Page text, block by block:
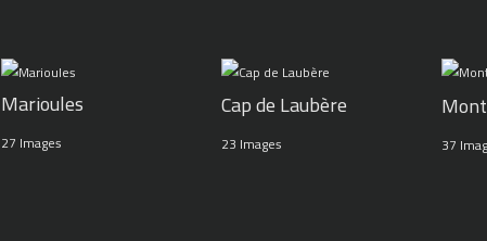
Marioules
27 Images
Cap de Laubère
23 Images 37